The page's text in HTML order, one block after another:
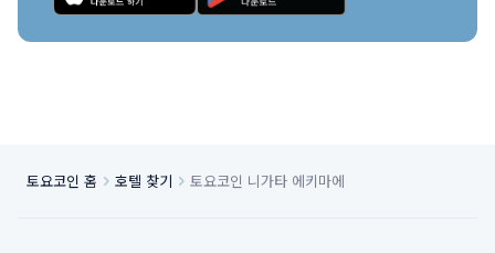
토요코인 홈 호텔 찾기 토요코인 니가타 에키마에